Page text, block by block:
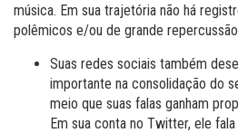
música. Em sua trajetória não há
polêmicos e/ou de grande
Suas redes sociais também
importante na consolidação do
meio que suas falas ganham
Em sua conta no Twitter, ele